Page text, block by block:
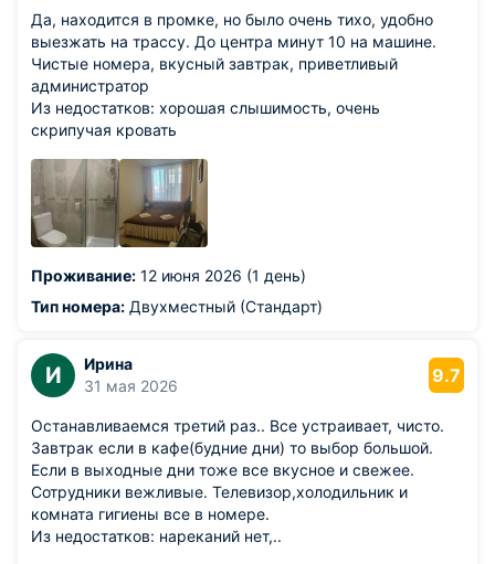
Да, находится в промке, но было очень тихо, удобно
выезжать на трассу. До центра минут 10 на машине.
Чистые номера, вкусный завтрак, приветливый
администратор
Из недостатков: хорошая слышимость, очень
скрипучая кровать
Проживание: 12 июня 2026 (1 день)
Тип номера: Двухместный (Стандарт)
И
Ирина
31 мая 2026
9.7
Останавливаемся третий раз.. Все устраивает, чисто.
Завтрак если в кафе(будние дни) то выбор большой.
Если в выходные дни тоже все вкусное и свежее.
Сотрудники вежливые. Телевизор,холодильник и
комната гигиены все в номере.
Из недостатков: нареканий нет,..